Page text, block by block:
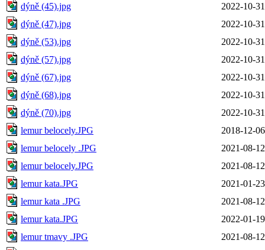
dýně (45).jpg
2022-10-
dýně (47).jpg
2022-10-
dýně (53).jpg
2022-10-
dýně (57).jpg
2022-10-
dýně (67).jpg
2022-10-
dýně (68).jpg
2022-10-
dýně (70).jpg
2022-10-
lemur belocely.JPG
2018-12-
lemur belocely .JPG
2021-08-
lemur belocely.JPG
2021-08-
lemur kata.JPG
2021-01-
lemur kata .JPG
2021-08-
lemur kata.JPG
2022-01-
lemur tmavy .JPG
2021-08-